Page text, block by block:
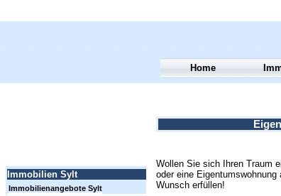
Wollen Sie sich Ihren Traum
oder eine
Wunsch erfüllen!
Home
Immobilien Sylt
Immobilienangebote Sylt